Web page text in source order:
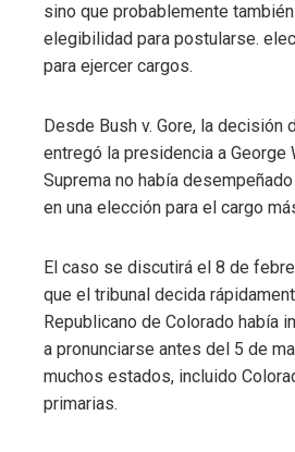
sino que probablemente
elegibilidad para postularse.
para ejercer cargos.
Desde Bush v. Gore, la decisión
entregó la presidencia a George
Suprema no había
en una elección para el cargo
El caso se discutirá el 8 de
que el tribunal decida
Republicano de Colorado había
a pronunciarse antes del 5 de
muchos estados, incluido
primarias.